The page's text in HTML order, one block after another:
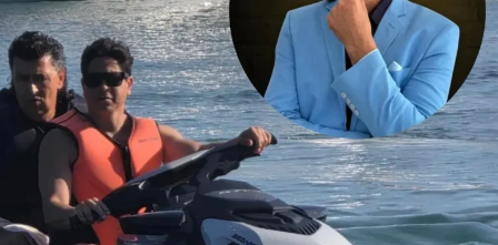
agronegócio nacional, com forte produção de grãos e
proteína animal, e concentra empresas, cooperativas e
instituições financeiras que demandam cada vez mais
profissionais com esse duplo repertório. O Sul
concentra atualmente 6.683 assessores de investimento
certificados pela ANCORD. É o segundo maior mercado
do país, representando 24,6% do total de profissionais.
Desde 2020, a região experimentou um crescimento de
145% na quantidade de assessores.